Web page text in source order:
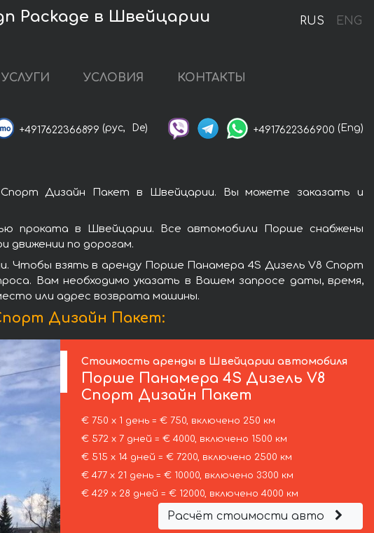
RUS ENG
Package в Швейцарии
УСЛУГИ УСЛОВИЯ КОНТАКТЫ
+4917622366899 (рус, De) +4917622366900 (Eng)
Дизайн Пакет в Швейцарии. Вы можете заказать и
проката в Швейцарии. Все автомобили Порше снабжены
движении по дорогам.
Чтобы взять в аренду Порше Панамера 4S Дизель V8 Спорт
Вам необходимо указать в Вашем запросе даты, время,
или адрес возврата машины.
Дизайн Пакет:
Стоимость аренды в Швейцарии автомобиля
Порше Панамера 4S Дизель V8
Спорт Дизайн Пакет
€ 750 х 1 день = € 750, включено 250 км
€ 572 х 7 дней = € 4000, включено 1500 км
€ 515 х 14 дней = € 7200, включено 2500 км
€ 477 х 21 день = € 10000, включено 3300 км
€ 429 х 28 дней = € 12000, включено 4000 км
Расчёт стоимости авто